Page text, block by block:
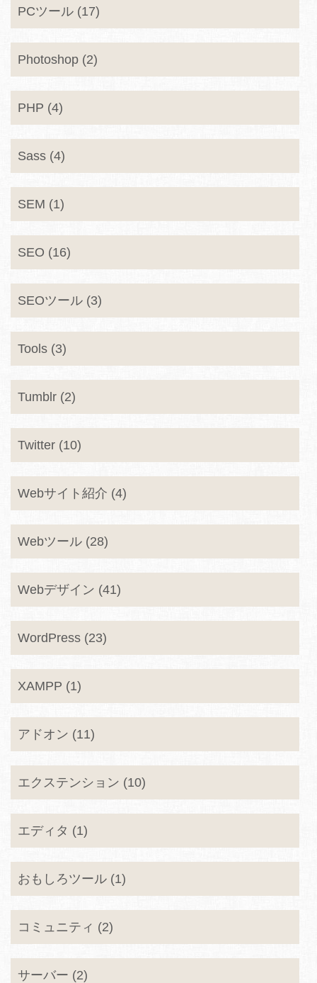
PCツール (17)
Photoshop (2)
PHP (4)
Sass (4)
SEM (1)
SEO (16)
SEOツール (3)
Tools (3)
Tumblr (2)
Twitter (10)
Webサイト紹介 (4)
Webツール (28)
Webデザイン (41)
WordPress (23)
XAMPP (1)
アドオン (11)
エクステンション (10)
エディタ (1)
おもしろツール (1)
コミュニティ (2)
サーバー (2)